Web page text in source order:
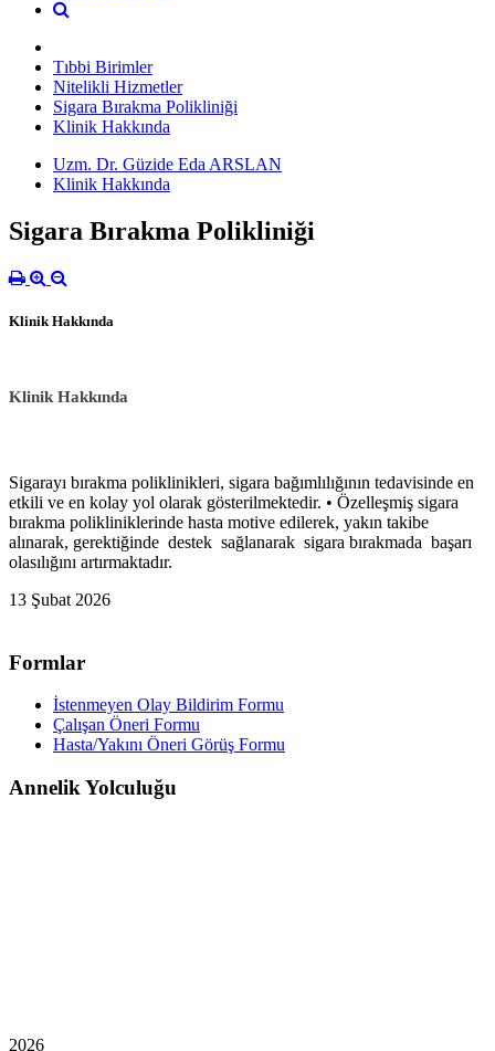
Tıbbi Birimler
Nitelikli Hizmetler
Sigara Bırakma Polikliniği
Klinik Hakkında
Uzm. Dr. Güzide Eda ARSLAN
Klinik Hakkında
Sigara Bırakma Polikliniği
Klinik Hakkında
Klinik Hakkında
Sigarayı bırakma poliklinikleri, sigara bağımlılığının tedavisinde en
etkili ve en kolay yol olarak gösterilmektedir. • Özelleşmiş sigara
bırakma polikliniklerinde hasta motive edilerek, yakın takibe
alınarak, gerektiğinde destek sağlanarak sigara bırakmada başarı
olasılığını artırmaktadır.
13 Şubat 2026
Formlar
İstenmeyen Olay Bildirim Formu
Çalışan Öneri Formu
Hasta/Yakını Öneri Görüş Formu
Annelik Yolculuğu
2026